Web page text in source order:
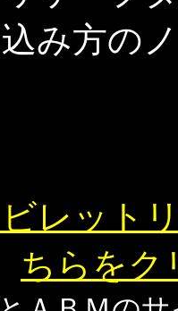
み方の
レット
ちらを